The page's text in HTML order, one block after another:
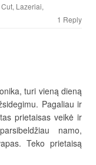
, Lazeriai,
1 Reply
turi vieną dieną
Pagaliau ir
prietaisas veikė ir
namo,
Teko prietaisą